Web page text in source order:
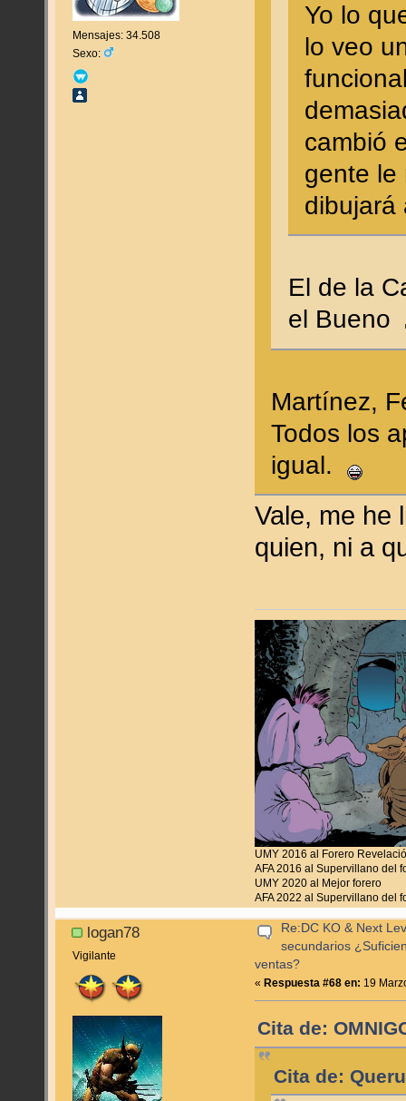
Mensajes: 34.508
Sexo:
Yo lo
lo veo
cambió
gente le
dibujará
El de la
el Bueno
Martínez,
Todos los
igual.
Vale, me he
quien, ni a
UMY 2016 al Forero
AFA 2016 al Supervillano del
UMY 2020 al Mejor forero
AFA 2022 al Supervillano del
logan78
Vigilante
Re:DC KO & Next
secundarios
ventas?
« Respuesta #68 en: 19
Cita de:
Cita de: